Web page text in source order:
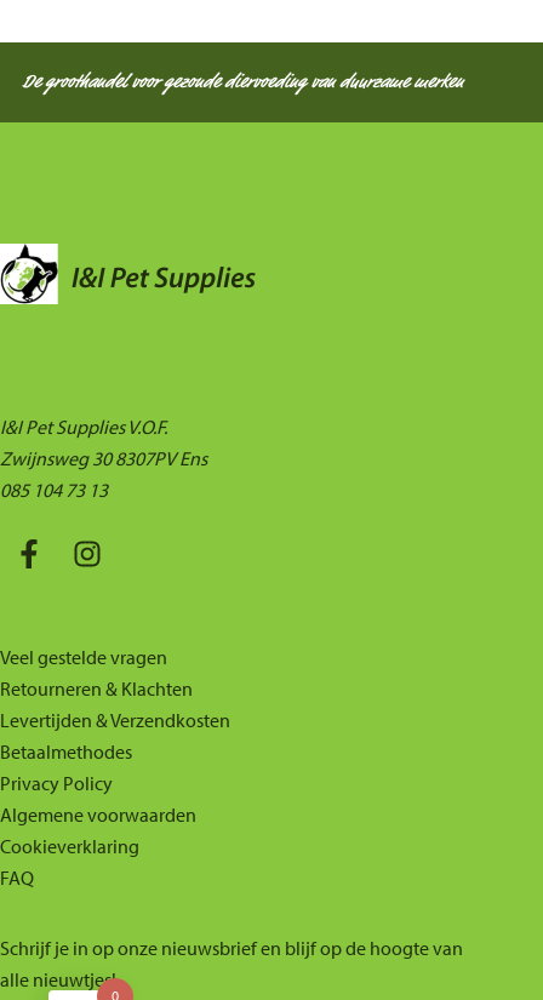
De groothandel voor gezonde diervoeding van duurzame merken
I&I Pet Supplies V.O.F.
Zwijnsweg 30 8307PV Ens
085 104 73 13
Veel gestelde vragen
Retourneren & Klachten
Levertijden & Verzendkosten
Betaalmethodes
Privacy Policy
Algemene voorwaarden
Cookieverklaring
FAQ
Schrijf je in op onze nieuwsbrief en blijf op de hoogte van
alle nieuwtjes!
0